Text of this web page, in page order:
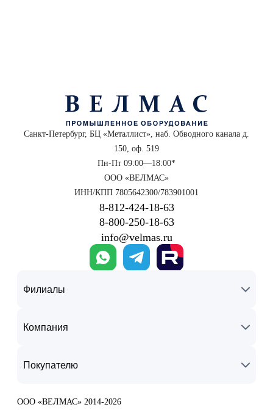
Санкт-Петербург, БЦ «Металлист», наб. Обводного канала д.
150, оф. 519
Пн-Пт 09:00—18:00*
ООО «ВЕЛМАС»
ИНН/КПП 7805642300/783901001
8‑812‑424‑18‑63
8‑800‑250‑18‑63
info@velmas.ru
Филиалы
Компания
Покупателю
ООО «ВЕЛМАС» 2014-2026